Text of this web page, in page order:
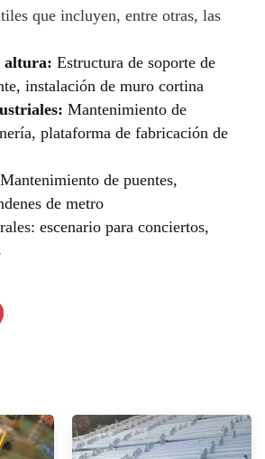
que incluyen, entre otras, las
altura:Estructura de soporte de
instalación de muro cortina
Mantenimiento de
plataforma de fabricación de
Mantenimiento de puentes,
de metro
escenario para conciertos,